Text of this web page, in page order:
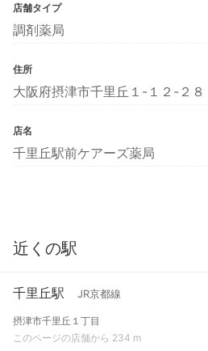
店舗タイプ
調剤薬局
住所
大阪府摂津市千里丘１-１２-２８
店名
千里丘駅前ケアーズ薬局
近くの駅
千里丘駅 JR京都線
摂津市千里丘１丁目
このページの店舗から 234 m